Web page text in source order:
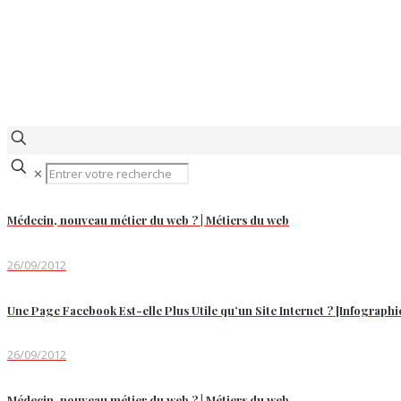
✕
Médecin, nouveau métier du web ? | Métiers du web
26/09/2012
Une Page Facebook Est-elle Plus Utile qu’un Site Internet ?
26/09/2012